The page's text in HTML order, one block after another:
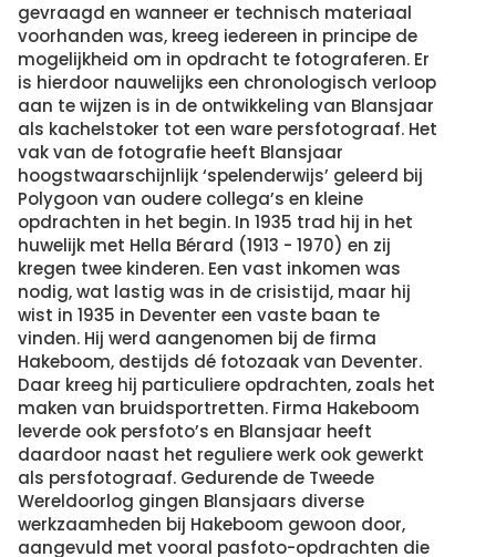
gevraagd en wanneer er technisch materiaal
voorhanden was, kreeg iedereen in principe de
mogelijkheid om in opdracht te fotograferen. Er
is hierdoor nauwelijks een chronologisch verloop
aan te wijzen is in de ontwikkeling van Blansjaar
als kachelstoker tot een ware persfotograaf. Het
vak van de fotografie heeft Blansjaar
hoogstwaarschijnlijk ‘spelenderwijs’ geleerd bij
Polygoon van oudere collega’s en kleine
opdrachten in het begin. In 1935 trad hij in het
huwelijk met Hella Bérard (1913 - 1970) en zij
kregen twee kinderen. Een vast inkomen was
nodig, wat lastig was in de crisistijd, maar hij
wist in 1935 in Deventer een vaste baan te
vinden. Hij werd aangenomen bij de firma
Hakeboom, destijds dé fotozaak van Deventer.
Daar kreeg hij particuliere opdrachten, zoals het
maken van bruidsportretten. Firma Hakeboom
leverde ook persfoto’s en Blansjaar heeft
daardoor naast het reguliere werk ook gewerkt
als persfotograaf. Gedurende de Tweede
Wereldoorlog gingen Blansjaars diverse
werkzaamheden bij Hakeboom gewoon door,
aangevuld met vooral pasfoto-opdrachten die